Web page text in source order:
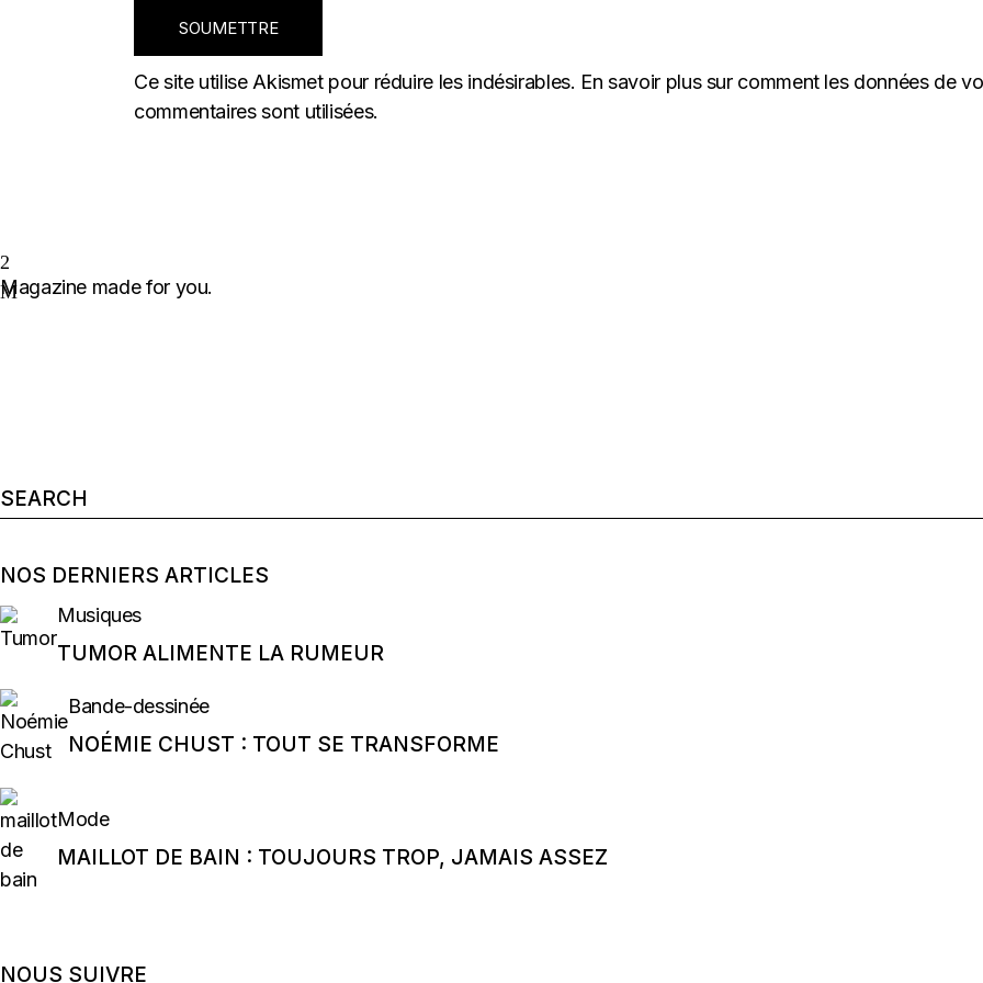
SOUMETTRE
Ce site utilise Akismet pour réduire les indésirables. En savoir plus sur comment les données de
commentaires sont utilisées.
Magazine made for you.
Search
for:
NOS DERNIERS ARTICLES
Musiques
TUMOR ALIMENTE LA RUMEUR
Bande-dessinée
NOÉMIE CHUST : TOUT SE TRANSFORME
Mode
MAILLOT DE BAIN : TOUJOURS TROP, JAMAIS ASSEZ
NOUS SUIVRE